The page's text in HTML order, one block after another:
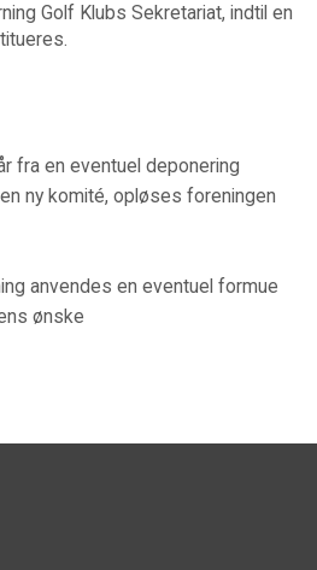
Golf Klubs Sekretariat, indtil en
fra en eventuel deponering
ny komité, opløses foreningen
anvendes en eventuel formue
ønske